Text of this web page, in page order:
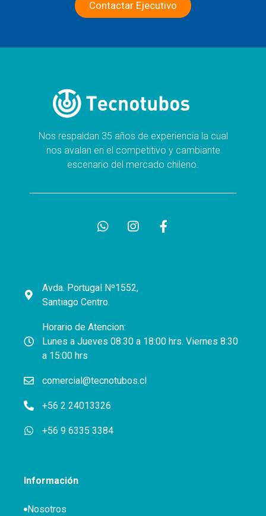
Contactar Ejecutivo
Nos respaldan 35 años de experiencia la cual
nos avalan en el competitivo y cambiante
escenario del mercado chileno.
Avda. Portugal Nº1552,
Santiago Centro.
Horario de Atencion:
Lunes a Jueves 08:30 a 18:00 hrs. Viernes 8:30
a 15:00 hrs
comercial@tecnotubos.cl
+56 2 24013326
+56 9 6335 3384
Información
Nosotros